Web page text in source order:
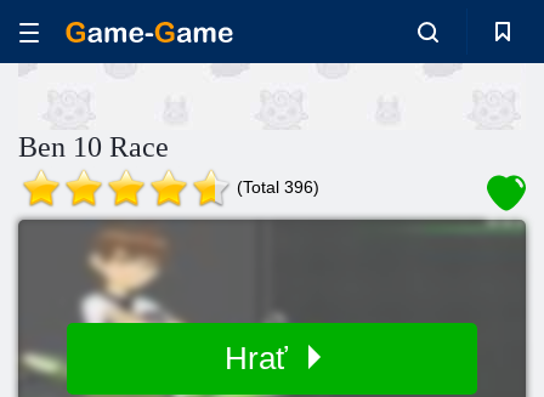
Ben 10 Race
(Total 396)
Hrať